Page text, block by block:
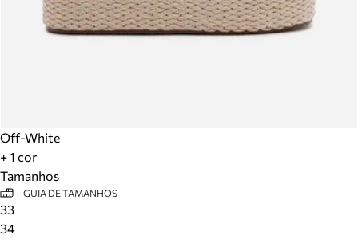
Off-White
+ 1 cor
Tamanhos
GUIA DE TAMANHOS
33
34